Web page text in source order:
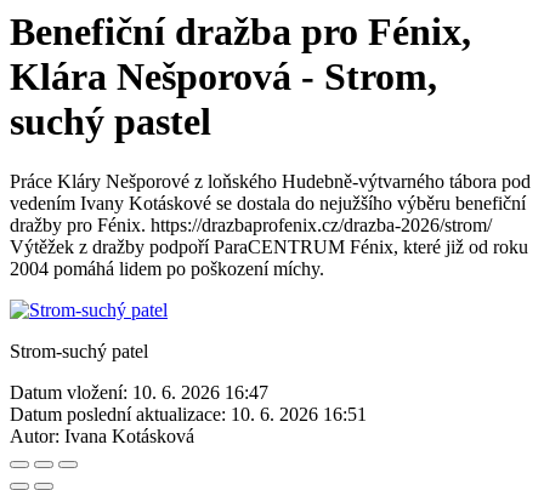
Benefiční dražba pro Fénix,
Klára Nešporová - Strom,
suchý pastel
Práce Kláry Nešporové z loňského Hudebně‑výtvarného tábora pod
vedením Ivany Kotáskové se dostala do nejužšího výběru benefiční
dražby pro Fénix. https://drazbaprofenix.cz/drazba-2026/strom/
Výtěžek z dražby podpoří ParaCENTRUM Fénix, které již od roku
2004 pomáhá lidem po poškození míchy.
Strom-suchý patel
Datum vložení: 10. 6. 2026 16:47
Datum poslední aktualizace: 10. 6. 2026 16:51
Autor: Ivana Kotásková